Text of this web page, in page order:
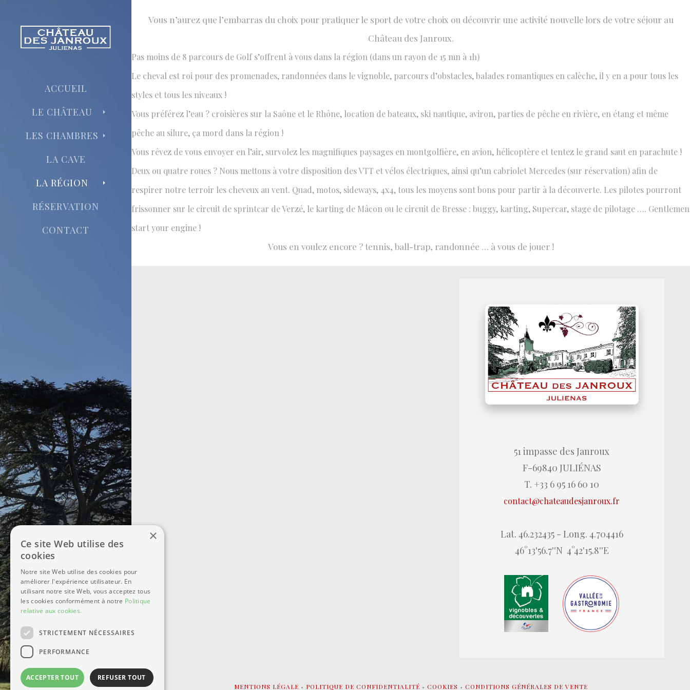
ACCUEIL
LE CHÂTEAU
LES CHAMBRES
LA CAVE
LA RÉGION
RÉSERVATION
CONTACT
©2025 - Château des Janroux
L'embarras du choix
Vous n’aurez que l’embarras du choix pour pratiquer le sport de votre choix ou découvrir une activité nouvelle lors de votre séjour au
Château des Janroux.
Pas moins de 8 parcours de Golf s’offrent à vous dans la région (dans un rayon de 15 mn à 1h)
Le cheval est roi pour des promenades, randonnées dans le vignoble, parcours d’obstacles, balades romantiques en calèche, il y en a pour tous les
styles et tous les niveaux !
Vous préférez l’eau ? croisières sur la Saône et le Rhône, location de bateaux, ski nautique, aviron, parties de pêche en rivière, en étang et même
pêche au silure, ça mord dans la région !
Vous rêvez de vous envoyer en l’air, survolez les magnifiques paysages en montgolfière, en avion, hélicoptère et tentez le grand saut en parachute !
Deux ou quatre roues ? Nous mettons à votre disposition des VTT et vélos électriques, ainsi qu’un cabriolet Mercedes (sur réservation) afin de
respirer notre terroir les cheveux au vent. Quad, motos, sideways, 4x4, tous les moyens sont bons pour partir à la découverte. Les pilotes pourront
frissonner sur le circuit de sprintcar de Verzé, le karting de Mâcon ou le circuit de Bresse : buggy, karting, Supercar, stage de pilotage …. Gentlemen
start your engine !
Vous en voulez encore ? tennis, ball-trap, randonnée … à vous de jouer !
51 impasse des Janroux
F-69840 JULIÉNAS
T. +33 6 95 16 60 10
contact@chateaudesjanroux.fr
Lat. 46.232435 - Long. 4.704416
46°13'56.7''N 4°42'15.8''E
MENTIONS LÉGALE • POLITIQUE DE CONFIDENTIALITÉ • COOKIES • CONDITIONS GÉNÉRALES DE VENTE
×
Ce site Web utilise des
cookies
Notre site Web utilise des cookies pour
améliorer l'expérience utilisateur. En
utilisant notre site Web, vous acceptez tous
les cookies conformément à notre Politique
relative aux cookies.
STRICTEMENT NÉCESSAIRES
PERFORMANCE
ACCEPTER TOUT REFUSER TOUT